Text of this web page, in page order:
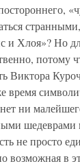
и Хлоя»? Но
потому
Виктора
время
ни
шедеврами
не просто
возможная в